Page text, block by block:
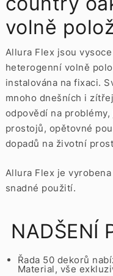
volně
Allura Flex jsou
heterogenní volně
instalována na fixaci.
mnoho dnešních i
odpovědí na
prostojů, opětovné
dopadů na životní
Allura Flex je
snadné použití.
NADŠENÍ
Řada 50 dekorů
Material, vše